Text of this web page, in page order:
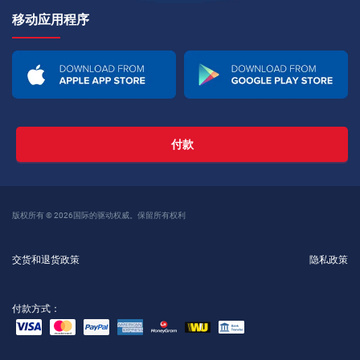
移动应用程序
付款
版权所有 © 2026国际的驱动权威。保留所有权利
交货和退货政策 隐私政策
付款方式：